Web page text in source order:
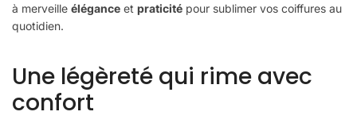
à merveille élégance et praticité pour sublimer vos coiffures au
quotidien.
Une légèreté qui rime avec
confort